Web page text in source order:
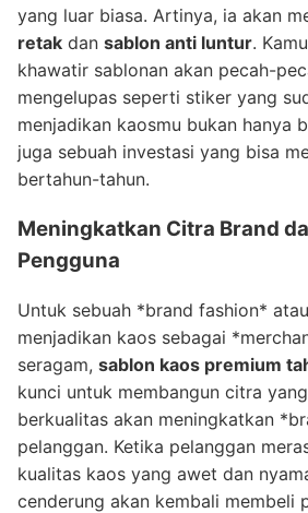
yang luar biasa. Artinya, ia akan
retak dan sablon anti luntur.
khawatir sablonan akan pecah-
mengelupas seperti stiker yang
menjadikan kaosmu bukan hanya
juga sebuah investasi yang bisa
bertahun-tahun.
Meningkatkan Citra Brand
Pengguna
Untuk sebuah *brand fashion*
menjadikan kaos sebagai
seragam, sablon kaos premium
kunci untuk membangun citra
berkualitas akan meningkatkan
pelanggan. Ketika pelanggan
kualitas kaos yang awet dan
cenderung akan kembali membeli